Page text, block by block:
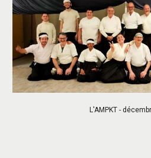
L'AMPKT -